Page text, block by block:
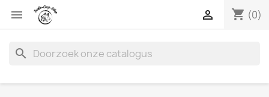
 shopping_cart (0)

search